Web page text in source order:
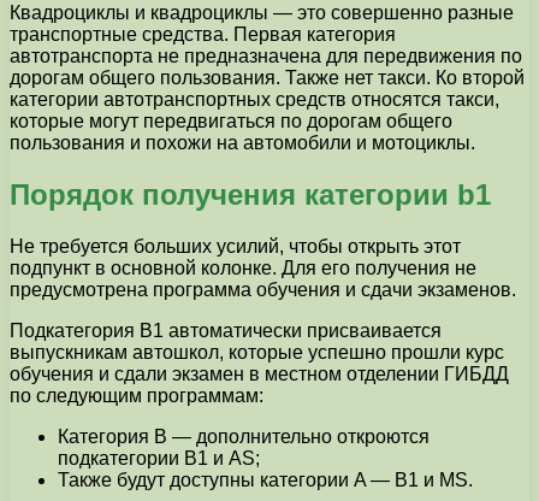
Квадроциклы и квадроциклы — это совершенно разные
транспортные средства. Первая категория
автотранспорта не предназначена для передвижения по
дорогам общего пользования. Также нет такси. Ко второй
категории автотранспортных средств относятся такси,
которые могут передвигаться по дорогам общего
пользования и похожи на автомобили и мотоциклы.
Порядок получения категории b1
Не требуется больших усилий, чтобы открыть этот
подпункт в основной колонке. Для его получения не
предусмотрена программа обучения и сдачи экзаменов.
Подкатегория B1 автоматически присваивается
выпускникам автошкол, которые успешно прошли курс
обучения и сдали экзамен в местном отделении ГИБДД
по следующим программам:
Категория B — дополнительно откроются
подкатегории B1 и AS;
Также будут доступны категории A — B1 и MS.